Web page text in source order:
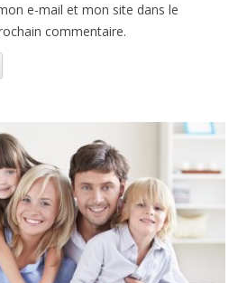
e-mail et mon site dans le
commentaire.